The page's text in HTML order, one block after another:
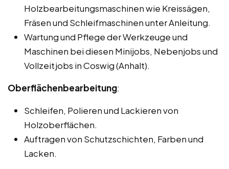
Holzbearbeitungsmaschinen wie Kreissägen,
Fräsen und Schleifmaschinen unter Anleitung.
Wartung und Pflege der Werkzeuge und
Maschinen bei diesen Minijobs, Nebenjobs und
Vollzeitjobs in Coswig (Anhalt).
Oberflächenbearbeitung:
Schleifen, Polieren und Lackieren von
Holzoberflächen.
Auftragen von Schutzschichten, Farben und
Lacken.